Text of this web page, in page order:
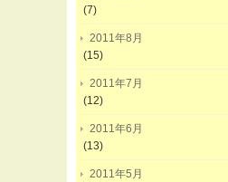
(7)
2011年8月
(15)
2011年7月
(12)
2011年6月
(13)
2011年5月